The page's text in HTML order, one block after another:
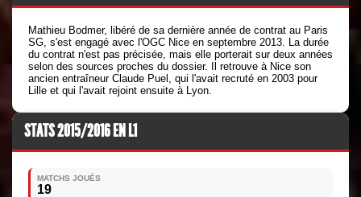
Mathieu Bodmer, libéré de sa dernière année de contrat au Paris
SG, s'est engagé avec l'OGC Nice en septembre 2013. La durée
du contrat n'est pas précisée, mais elle porterait sur deux années
selon des sources proches du dossier. Il retrouve à Nice son
ancien entraîneur Claude Puel, qui l'avait recruté en 2003 pour
Lille et qui l'avait rejoint ensuite à Lyon.
STATS 2015/2016 EN L1
MATCHS JOUÉS
19